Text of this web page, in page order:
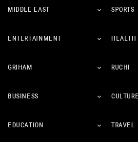
MIDDLE EAST SPORTS
ENTERTAINMENT HEALTH
GRIHAM RUCHI
BUSINESS CULTURE
EDUCATION TRAVEL